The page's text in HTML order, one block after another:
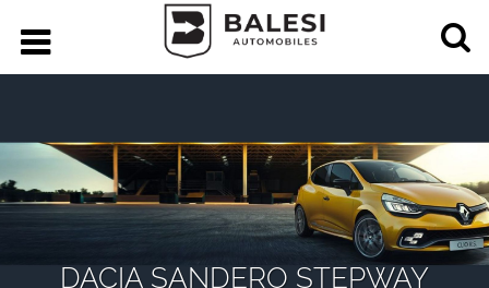
DACIA SANDERO STEPWAY